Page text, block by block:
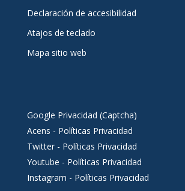
Declaración de accesibilidad
Atajos de teclado
Mapa sitio web
Google Privacidad (Captcha)
Acens - Políticas Privacidad
Twitter - Políticas Privacidad
Youtube - Políticas Privacidad
Instagram - Políticas Privacidad